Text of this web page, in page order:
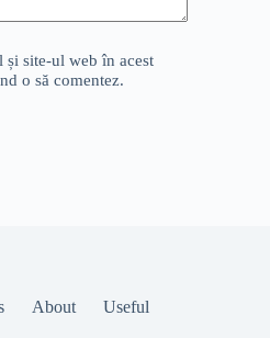
și site-ul web în acest
o să comentez.
About Useful